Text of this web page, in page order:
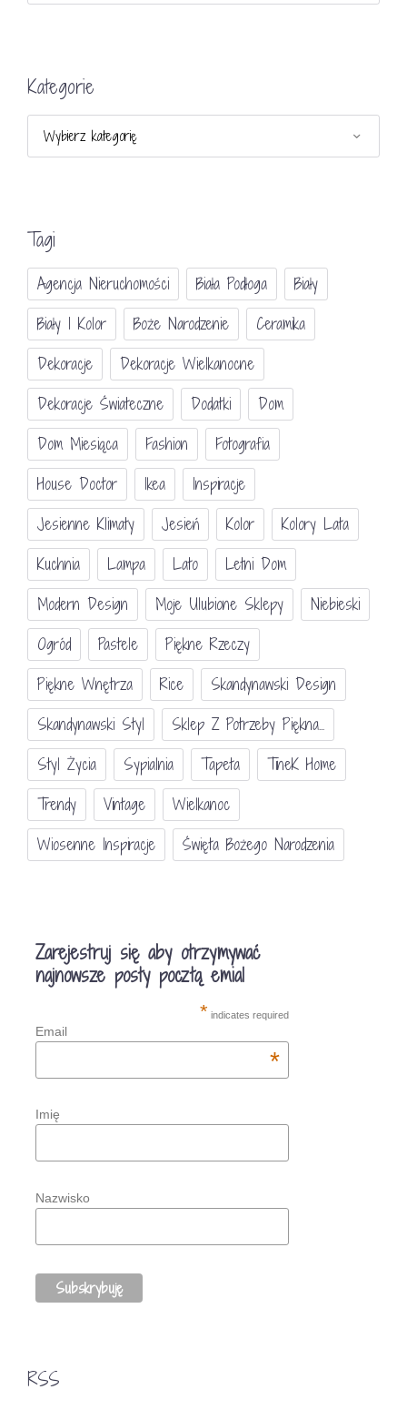
Kategorie
Tagi
Agencja Nieruchomości Biała Podłoga
Biały
Biały I Kolor
Boże Narodzenie
Ceramika
Dekoracje
Dekoracje Wielkanocne
Dekoracje Świateczne
Dodatki
Dom
Dom Miesiąca
Fashion
Fotografia
House Doctor
Ikea
Inspiracje
Jesienne Klimaty
Jesień Kolor
Kolory Lata
Kuchnia
Lampa Lato
Letni Dom
Modern Design
Moje Ulubione Sklepy
Niebieski
Ogród
Pastele
Piękne Rzeczy
Piękne Wnętrza
Rice
Skandynawski Design
Skandynawski Styl
Sklep Z Potrzeby Piękna...
Styl Życia
Sypialnia Tapeta
TineK Home
Trendy
Vintage
Wielkanoc
Wiosenne Inspiracje
Święta Bożego Narodzenia
Zarejestruj się aby otrzymywać
najnowsze posty pocztą emial
* indicates required
Email
*
Imię
Nazwisko
RSS